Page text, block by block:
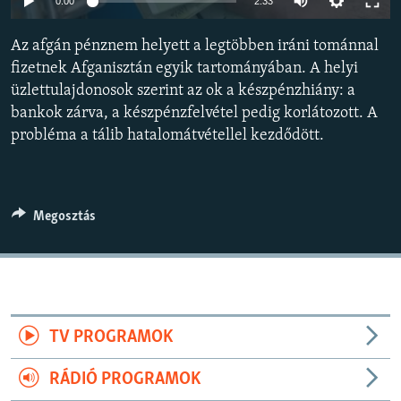
EURÓPAI UNIÓ
VILÁG
KLÍMAVÁLTOZÁS
A MÚLT TANULSÁGAI
Az afgán pénznem helyett a legtöbben iráni tománnal
fizetnek Afganisztán egyik tartományában. A helyi
üzlettulajdonosok szerint az ok a készpénzhiány: a
bankok zárva, a készpénzfelvétel pedig korlátozott. A
probléma a tálib hatalomátvétellel kezdődött.
Megosztás
TV PROGRAMOK
RÁDIÓ PROGRAMOK